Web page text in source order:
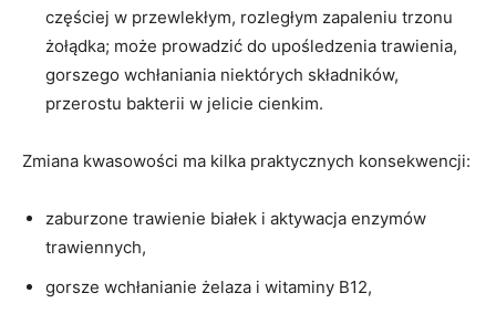
częściej w przewlekłym, rozległym zapaleniu trzonu
żołądka; może prowadzić do upośledzenia trawienia,
gorszego wchłaniania niektórych składników,
przerostu bakterii w jelicie cienkim.
Zmiana kwasowości ma kilka praktycznych konsekwencji:
zaburzone trawienie białek i aktywacja enzymów
trawiennych,
gorsze wchłanianie żelaza i witaminy B12,